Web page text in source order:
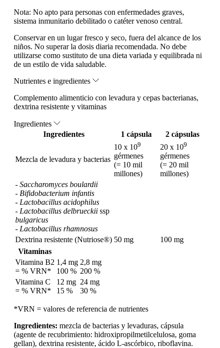
Nota: No apto para personas con enfermedades graves,
sistema inmunitario debilitado o catéter venoso central.
Conservar en un lugar fresco y seco, fuera del alcance de los
niños. No superar la dosis diaria recomendada. No debe
utilizarse como sustituto de una dieta variada y equilibrada ni
de un estilo de vida saludable.
Nutrientes e ingredientes
Complemento alimenticio con levadura y cepas bacterianas,
dextrina resistente y vitaminas
Ingredientes
Ingredientes
1 cápsula 2 cápsulas
Mezcla de levadura y bacterias
10 x 109
gérmenes
(= 10 mil
millones)
20 x 109
gérmenes
(= 20 mil
millones)
- Saccharomyces boulardii
- Bifidobacterium infantis
- Lactobacillus acidophilus
- Lactobacillus delbrueckii ssp
bulgaricus
- Lactobacillus rhamnosus
Dextrina resistente (Nutriose®) 50 mg
100 mg
Vitaminas
Vitamina B2
= % VRN*
1,4 mg
100 %
2,8 mg
200 %
Vitamina C
= % VRN*
12 mg
15 %
24 mg
30 %
*VRN = valores de referencia de nutrientes
Ingredientes: mezcla de bacterias y levaduras, cápsula
(agente de recubrimiento: hidroxipropilmetilcelulosa, goma
gellan), dextrina resistente, ácido L-ascórbico, riboflavina.